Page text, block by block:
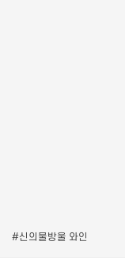
#신의물방울 와인